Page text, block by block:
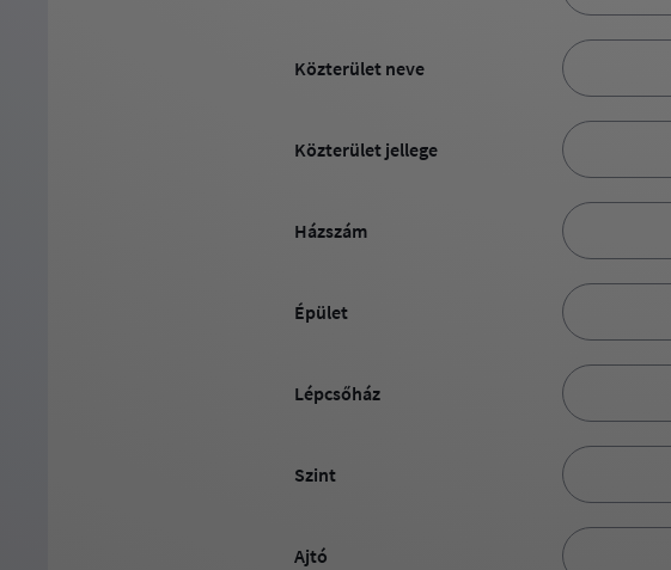
Közterület neve
Közterület jellege
Házszám
Épület
Lépcsőház
Szint
Ajtó